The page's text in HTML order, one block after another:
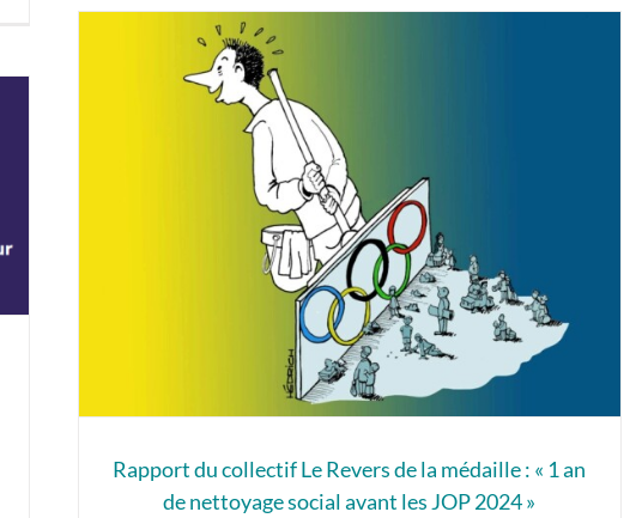
Rapport du collectif Le Revers de la médaille : « 1 an
de nettoyage social avant les JOP 2024 »